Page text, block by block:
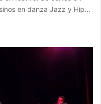
en danza Jazz y Hip…